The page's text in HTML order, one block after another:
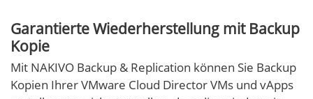
Garantierte Wiederherstellung mit Backup
Kopie
Mit NAKIVO Backup & Replication können Sie Backup
Kopien Ihrer VMware Cloud Director VMs und vApps